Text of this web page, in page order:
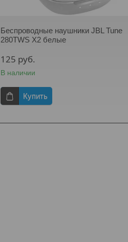
Беспроводные наушники JBL Tune
280TWS X2 белые
125 руб.
В наличии
Купить